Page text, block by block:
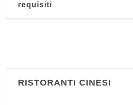
requisiti
RISTORANTI CINESI